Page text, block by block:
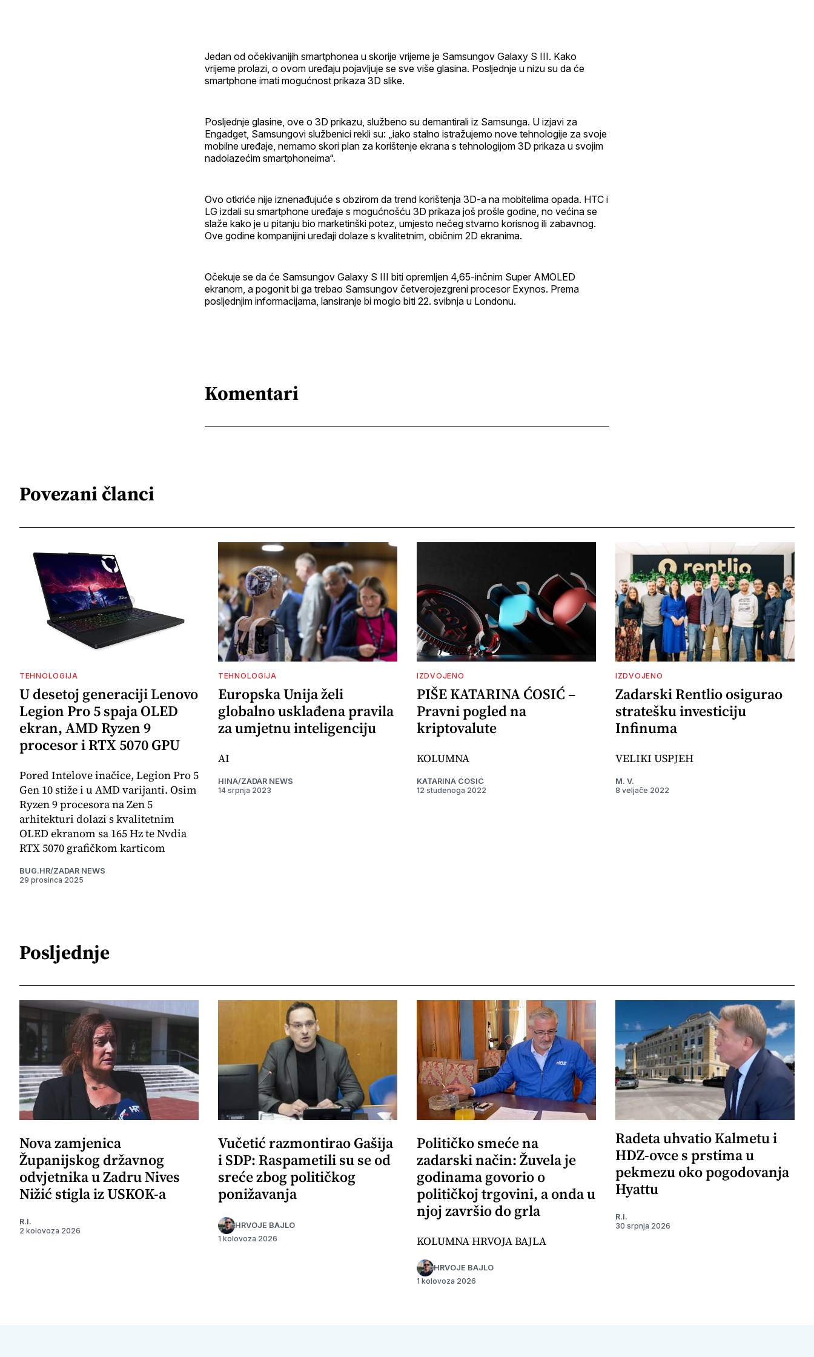
Jedan od očekivanijih smartphonea u skorije vrijeme je Samsungov Galaxy S III. Kako
vrijeme prolazi, o ovom uređaju pojavljuje se sve više glasina. Posljednje u nizu su da će
smartphone imati mogućnost prikaza 3D slike.
Posljednje glasine, ove o 3D prikazu, službeno su demantirali iz Samsunga. U izjavi za
Engadget, Samsungovi službenici rekli su: „iako stalno istražujemo nove tehnologije za svoje
mobilne uređaje, nemamo skori plan za korištenje ekrana s tehnologijom 3D prikaza u svojim
nadolazećim smartphoneima“.
Ovo otkriće nije iznenađujuće s obzirom da trend korištenja 3D-a na mobitelima opada. HTC i
LG izdali su smartphone uređaje s mogućnošću 3D prikaza još prošle godine, no većina se
slaže kako je u pitanju bio marketinški potez, umjesto nečeg stvarno korisnog ili zabavnog.
Ove godine kompanijini uređaji dolaze s kvalitetnim, običnim 2D ekranima.
Očekuje se da će Samsungov Galaxy S III biti opremljen 4,65-inčnim Super AMOLED
ekranom, a pogonit bi ga trebao Samsungov četverojezgreni procesor Exynos. Prema
posljednjim informacijama, lansiranje bi moglo biti 22. svibnja u Londonu.
Komentari
Povezani članci
TEHNOLOGIJA
U desetoj generaciji Lenovo
Legion Pro 5 spaja OLED
ekran, AMD Ryzen 9
procesor i RTX 5070 GPU
Pored Intelove inačice, Legion Pro 5
Gen 10 stiže i u AMD varijanti. Osim
Ryzen 9 procesora na Zen 5
arhitekturi dolazi s kvalitetnim
OLED ekranom sa 165 Hz te Nvdia
RTX 5070 grafičkom karticom
BUG.HR/ZADAR NEWS
29 prosinca 2025
TEHNOLOGIJA
Europska Unija želi
globalno usklađena pravila
za umjetnu inteligenciju
AI
HINA/ZADAR NEWS
14 srpnja 2023
IZDVOJENO
PIŠE KATARINA ĆOSIĆ –
Pravni pogled na
kriptovalute
KOLUMNA
KATARINA ĆOSIĆ
12 studenoga 2022
IZDVOJENO
Zadarski Rentlio osigurao
stratešku investiciju
Infinuma
VELIKI USPJEH
M. V.
8 veljače 2022
Posljednje
Nova zamjenica
Županijskog državnog
odvjetnika u Zadru Nives
Nižić stigla iz USKOK-a
R.I.
2 kolovoza 2026
Vučetić razmontirao Gašija
i SDP: Raspametili su se od
sreće zbog političkog
ponižavanja
HRVOJE BAJLO
1 kolovoza 2026
Političko smeće na
zadarski način: Žuvela je
godinama govorio o
političkoj trgovini, a onda u
njoj završio do grla
KOLUMNA HRVOJA BAJLA
HRVOJE BAJLO
1 kolovoza 2026
Radeta uhvatio Kalmetu i
HDZ-ovce s prstima u
pekmezu oko pogodovanja
Hyattu
R.I.
30 srpnja 2026